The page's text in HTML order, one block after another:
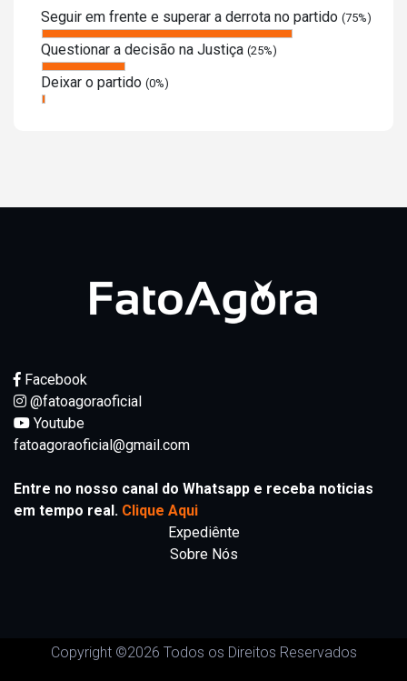
Seguir em frente e superar a derrota no partido (75%)
Questionar a decisão na Justiça (25%)
Deixar o partido (0%)
Facebook
@fatoagoraoficial
Youtube
fatoagoraoficial@gmail.com
Entre no nosso canal do Whatsapp e receba noticias
em tempo real. Clique Aqui
Expediênte
Sobre Nós
Copyright ©2026 Todos os Direitos Reservados